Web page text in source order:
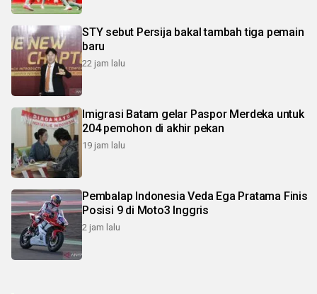
STY sebut Persija bakal tambah tiga pemain
baru
22 jam lalu
Imigrasi Batam gelar Paspor Merdeka untuk
204 pemohon di akhir pekan
19 jam lalu
Pembalap Indonesia Veda Ega Pratama Finis
Posisi 9 di Moto3 Inggris
2 jam lalu